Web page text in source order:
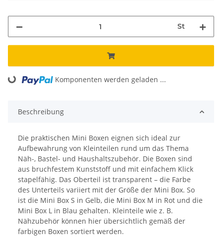
St
Loading... Komponenten werden geladen ...
Beschreibung
Die praktischen Mini Boxen eignen sich ideal zur
Aufbewahrung von Kleinteilen rund um das Thema
Näh-, Bastel- und Haushaltszubehör. Die Boxen sind
aus bruchfestem Kunststoff und mit einfachem Klick
stapelfähig. Das Oberteil ist transparent – die Farbe
des Unterteils variiert mit der Größe der Mini Box. So
ist die Mini Box S in Gelb, die Mini Box M in Rot und die
Mini Box L in Blau gehalten. Kleinteile wie z. B.
Nähzubehör können hier übersichtlich gemäß der
farbigen Boxen sortiert werden.